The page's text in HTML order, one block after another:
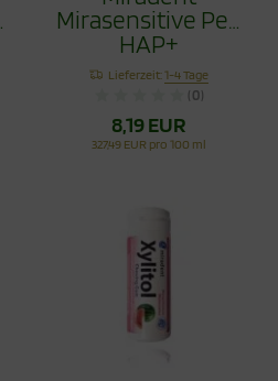
Mirasensitive Pen
HAP+
Lieferzeit:1-4 Tage
(0)
8,19 EUR
327,49 EUR pro 100 ml